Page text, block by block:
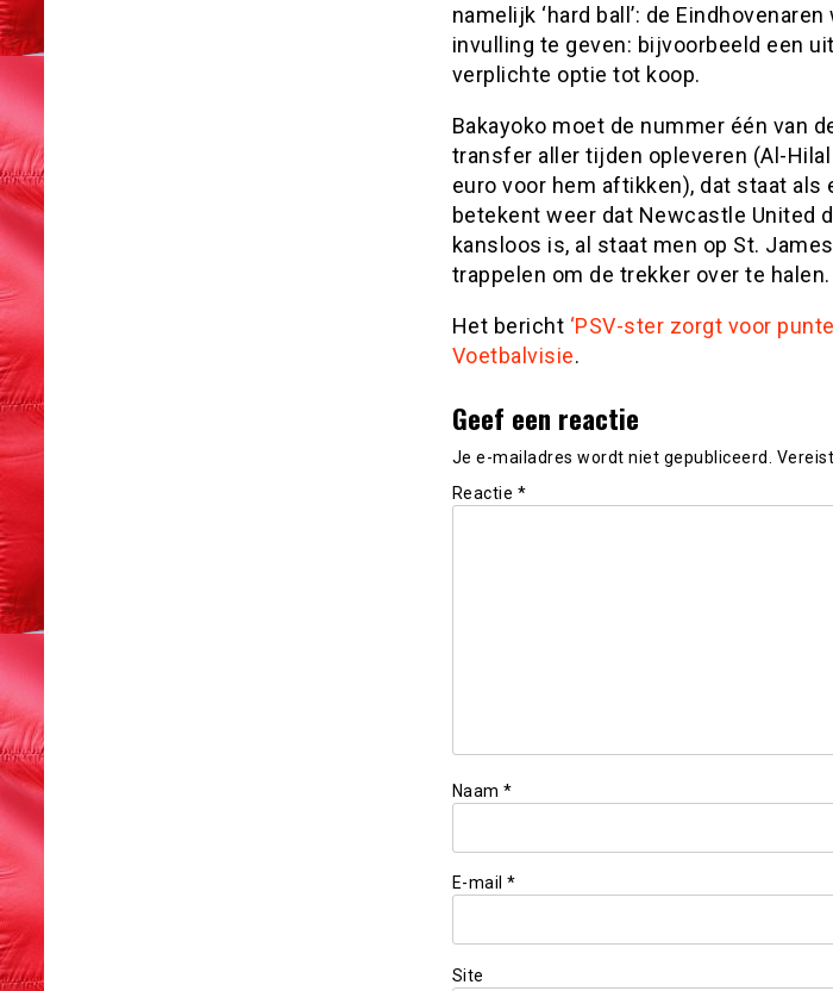
namelijk ‘hard ball’: de
invulling te geven: bijvoorbeeld een
verplichte optie tot koop.
Bakayoko moet de nummer één van
transfer aller tijden opleveren (Al-
euro voor hem aftikken), dat staat als
betekent weer dat Newcastle United
kansloos is, al staat men op St.
trappelen om de trekker over te halen.
Het bericht ‘PSV-ster zorgt voor
Voetbalvisie.
Geef een reactie
Je e-mailadres wordt niet gepubliceerd.
Reactie *
Naam *
E-mail *
Site